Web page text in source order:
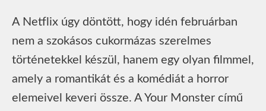
A Netflix úgy döntött, hogy idén februárban
nem a szokásos cukormázas szerelmes
történetekkel készül, hanem egy olyan filmmel,
amely a romantikát és a komédiát a horror
elemeivel keveri össze. A Your Monster című